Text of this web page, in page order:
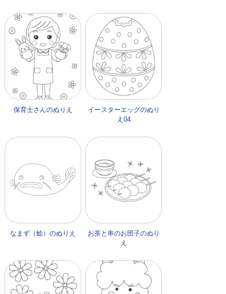
保育士さんのぬりえ
イースターエッグのぬり
え04
なまず（鯰）のぬりえ
お茶と串のお団子のぬり
え